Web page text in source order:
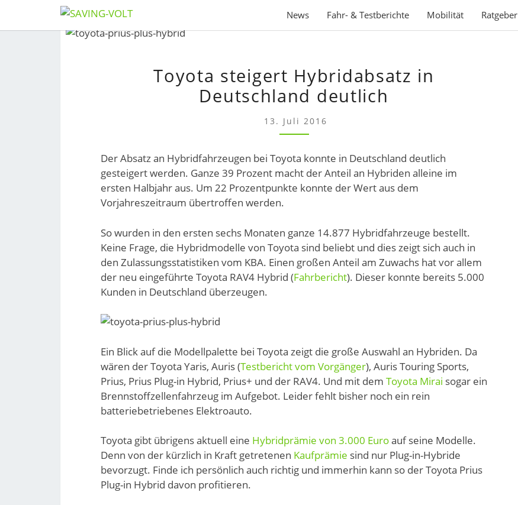
Skip
News Fahr- & Testberichte Mobilität Ratgeber
STEIGERT
HYBRIDABSATZ
IN
DEUTSCHLAND
DEUTLICH
Toyota steigert Hybridabsatz in
Deutschland deutlich
13. Juli 2016
Der Absatz an Hybridfahrzeugen bei Toyota konnte in Deutschland deutlich
gesteigert werden. Ganze 39 Prozent macht der Anteil an Hybriden alleine im
ersten Halbjahr aus. Um 22 Prozentpunkte konnte der Wert aus dem
Vorjahreszeitraum übertroffen werden.
So wurden in den ersten sechs Monaten ganze 14.877 Hybridfahrzeuge bestellt.
Keine Frage, die Hybridmodelle von Toyota sind beliebt und dies zeigt sich auch in
den Zulassungsstatistiken vom KBA. Einen großen Anteil am Zuwachs hat vor allem
der neu eingeführte Toyota RAV4 Hybrid (Fahrbericht). Dieser konnte bereits 5.000
Kunden in Deutschland überzeugen.
Ein Blick auf die Modellpalette bei Toyota zeigt die große Auswahl an Hybriden. Da
wären der Toyota Yaris, Auris (Testbericht vom Vorgänger), Auris Touring Sports,
Prius, Prius Plug-in Hybrid, Prius+ und der RAV4. Und mit dem Toyota Mirai sogar ein
Brennstoffzellenfahrzeug im Aufgebot. Leider fehlt bisher noch ein rein
batteriebetriebenes Elektroauto.
Toyota gibt übrigens aktuell eine Hybridprämie von 3.000 Euroauf seine Modelle.
Denn von der kürzlich in Kraft getretenen Kaufprämie sind nur Plug-in-Hybride
bevorzugt. Finde ich persönlich auch richtig und immerhin kann so der Toyota Prius
Plug-in Hybrid davon profitieren.